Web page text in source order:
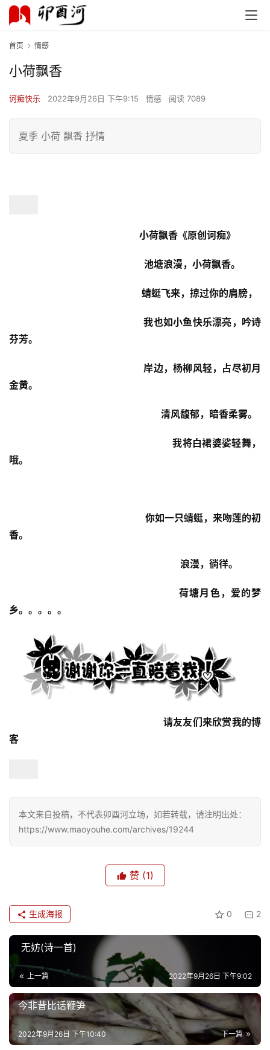
活
旅
游
娱
乐
题
更
多
首页 情感
小荷飘香
诃痴快乐 2022年9月26日 下午9:15 情感 阅读 7089
夏季 小荷 飘香 抒情
小荷飘香 《原创诃痴》
池塘浪漫，小荷飘香。
蜻蜓飞来，掠过你的肩膀，
我也如小鱼快乐漂亮， 吟诗
芬芳。
岸边，杨柳风轻，占尽初月
金黄。
清风馥郁，暗香柔雾。
我将白裙婆娑轻舞，
哦。
你如一只蜻蜓，来吻莲的初
香。
浪漫，徜徉。
荷塘月色，爱的梦
乡。。。。。
请友友们来欣赏我的博
客
本文来自投稿，不代表卯酉河立场，如若转载，请注明出处：
https://www.maoyouhe.com/archives/19244
赞 (1)
0 2
生成海报
无妨(诗一首)
上一篇 2022年9月26日 下午9:02
今非昔比话鞭笋
下一篇
2022年9月26日 下午10:40